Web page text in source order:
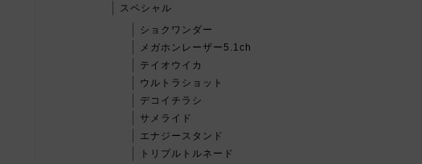
スペシャル
ショクワンダー
メガホンレーザー5.1ch
テイオウイカ
ウルトラショット
デコイチラシ
サメライド
エナジースタンド
トリプルトルネード